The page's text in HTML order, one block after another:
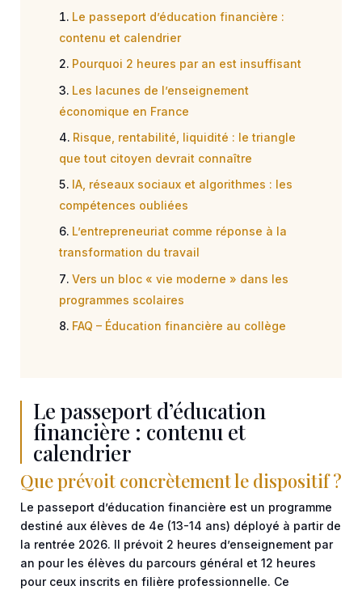
Le passeport d’éducation financière :
contenu et calendrier
Pourquoi 2 heures par an est insuffisant
Les lacunes de l’enseignement
économique en France
Risque, rentabilité, liquidité : le triangle
que tout citoyen devrait connaître
IA, réseaux sociaux et algorithmes : les
compétences oubliées
L’entrepreneuriat comme réponse à la
transformation du travail
Vers un bloc « vie moderne » dans les
programmes scolaires
FAQ – Éducation financière au collège
Le passeport d’éducation
financière : contenu et
calendrier
Que prévoit concrètement le dispositif ?
Le passeport d’éducation financière est un programme
destiné aux élèves de 4e (13-14 ans) déployé à partir de
la rentrée 2026. Il prévoit 2 heures d’enseignement par
an pour les élèves du parcours général et 12 heures
pour ceux inscrits en filière professionnelle. Ce